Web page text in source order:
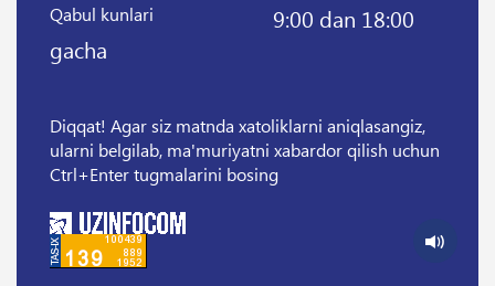
Qabul kunlari
9:00 dan 18:00
gacha
Diqqat! Agar siz matnda xatoliklarni aniqlasangiz,
ularni belgilab, ma'muriyatni xabardor qilish uchun
Ctrl+Enter tugmalarini bosing